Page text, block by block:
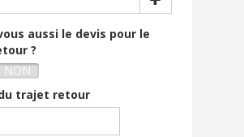
aussi le devis pour le
?
NON
trajet retour